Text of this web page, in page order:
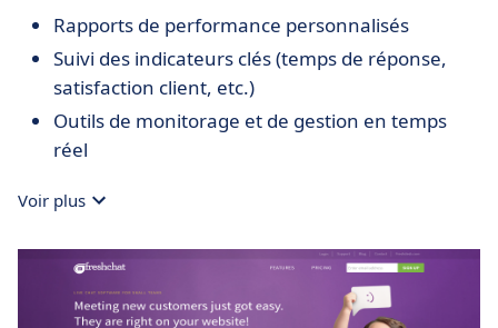
Rapports de performance personnalisés
Suivi des indicateurs clés (temps de réponse,
satisfaction client, etc.)
Outils de monitorage et de gestion en temps
réel
Voir plus